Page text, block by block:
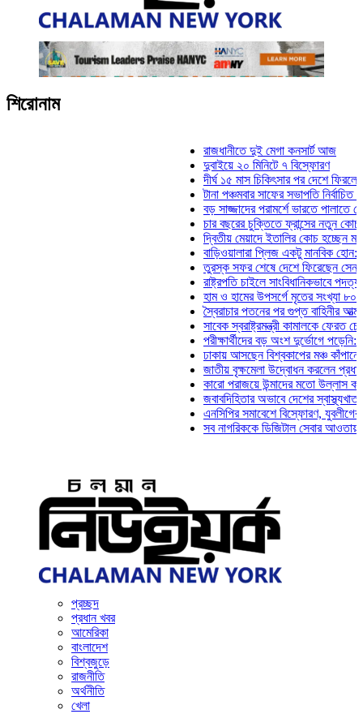
শিরোনাম
রাজধানীতে দুই মেগা কনসার্ট আজ
দুবাইয়ে ২০ মিনিটে ৭ বিস্ফোরণ
দীর্ঘ ১৫ মাস চিকিৎসার পর দেশে ফিরলেন
টানা পঞ্চমবার সাফের সভাপতি নির্বাচিত কাজী
বড় সাজ্জাদের পরামর্শে ভারতে পালাতে
চার বছরের চুক্তিতে ফ্রান্সের নতুন কোচ
দ্বিতীয় মেয়াদে ইতালির কোচ হচ্ছেন মানচিনি
বাড়িওয়ালারা প্লিজ একটু মানবিক হোন: মনিরা
তুরস্ক সফর শেষে দেশে ফিরেছেন
রাষ্ট্রপতি চাইলে সাংবিধানিকভাবে পদত্যাগ
হাম ও হামের উপসর্গে মৃতের সংখ্যা ৮০০
স্বৈরাচার পতনের পর গুপ্ত বাহিনীর
সাবেক স্বরাষ্ট্রমন্ত্রী কামালকে ফেরত চেয়ে
পরীক্ষার্থীদের বড় অংশ দুর্ভোগে পড়েনি: ড.
ঢাকায় আসছেন বিশ্বকাপের মঞ্চ কাঁপানো সেই
জাতীয় বৃক্ষমেলা উদ্বোধন করলেন প্রধানমন্ত্রী
কারো পরাজয়ে উন্মাদের মতো উল্লাস করতে
জবাবদিহিতার অভাবে দেশের স্বাস্থ্যখাত
এনসিপির সমাবেশে বিস্ফোরণ, যুবলীগের দুই
সব নাগরিককে ডিজিটাল সেবার আওতায়
প্রচ্ছদ
প্রধান খবর
আমেরিকা
বাংলাদেশ
বিশ্বজুড়ে
রাজনীতি
অর্থনীতি
খেলা